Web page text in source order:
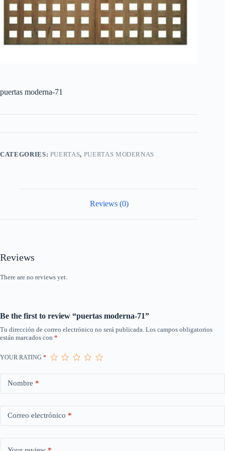
puertas moderna-71
CATEGORIES: PUERTAS, PUERTAS MODERNAS
Reviews (0)
Reviews
There are no reviews yet.
Be the first to review “puertas moderna-71”
Tu dirección de correo electrónico no será publicada. Los campos obligatorios
están marcados con *
YOUR RATING *
Nombre *
Correo electrónico *